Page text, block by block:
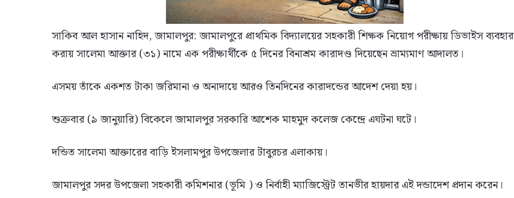
সাকিব আল হাসান নাহিদ, জামালপুর: জামালপুরে প্রাথমিক বিদ্যালয়ের সহকারী শিক্ষক নিয়োগ পরীক্ষায় ডিভাইস ব্যবহার
করায় সালেমা আক্তার (৩১) নামে এক পরীক্ষার্থীকে ৫ দিনের বিনাশ্রম কারাদণ্ড দিয়েছেন ভ্রাম্যমাণ আদালত।
এসময় তাঁকে একশত টাকা জরিমানা ও অনাদায়ে আরও তিনদিনের কারাদন্ডের আদেশ দেয়া হয়।
শুক্রবার (৯ জানুয়ারি) বিকেলে জামালপুর সরকারি আশেক মাহমুদ কলেজ কেন্দ্রে এঘটনা ঘটে।
দন্ডিত সালেমা আক্তারের বাড়ি ইসলামপুর উপজেলার টাবুরচর এলাকায়।
জামালপুর সদর উপজেলা সহকারী কমিশনার (ভূমি ) ও নির্বাহী ম্যাজিস্ট্রেট তানভীর হায়দার এই দন্ডাদেশ প্রদান করেন।